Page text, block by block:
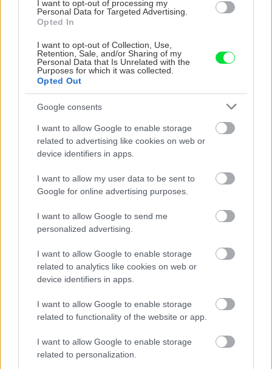
I want to opt-out of processing my
Personal Data for Targeted Advertising.
Opted In
I want to opt-out of Collection, Use,
Retention, Sale, and/or Sharing of my
Personal Data that Is Unrelated with the
Purposes for which it was collected.
Opted Out
Google consents
I want to allow Google to enable storage
related to advertising like cookies on web or
device identifiers in apps.
I want to allow my user data to be sent to
Google for online advertising purposes.
I want to allow Google to send me
personalized advertising.
I want to allow Google to enable storage
related to analytics like cookies on web or
device identifiers in apps.
I want to allow Google to enable storage
related to functionality of the website or app.
I want to allow Google to enable storage
related to personalization.
záhonu celosezónny
šmrnc
ktoré slnko svieti celý
Nemusí to byť len
krások, ktoré rozžiaria
vašu záhradu
ochabnuté izbové
rastliny? Pravda vás
možno prekvapí
CHALUPA